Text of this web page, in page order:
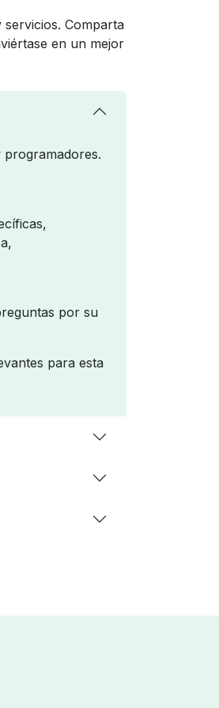
Comparta
en un mejor
por su
para esta